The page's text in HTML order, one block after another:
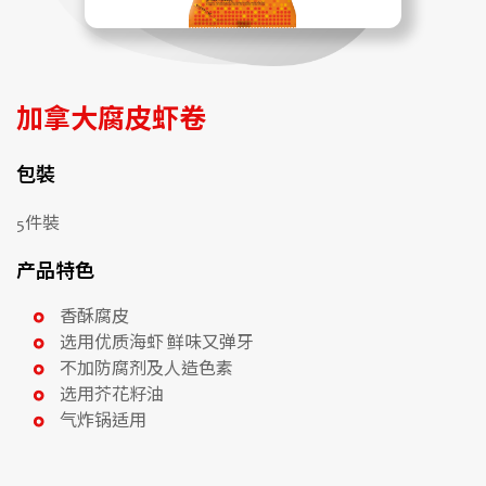
加拿大腐皮虾卷
包裝
5件裝
产品特色
香酥腐皮
选用优质海虾 鲜味又弹牙
不加防腐剂及人造色素
选用芥花籽油
气炸锅适用